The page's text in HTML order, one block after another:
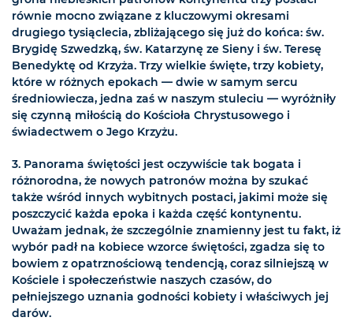
równie mocno związane z kluczowymi okresami
drugiego tysiąclecia, zbliżającego się już do końca: św.
Brygidę Szwedzką, św. Katarzynę ze Sieny i św. Teresę
Benedyktę od Krzyża. Trzy wielkie święte, trzy kobiety,
które w różnych epokach — dwie w samym sercu
średniowiecza, jedna zaś w naszym stuleciu — wyróżniły
się czynną miłością do Kościoła Chrystusowego i
świadectwem o Jego Krzyżu.
3. Panorama świętości jest oczywiście tak bogata i
różnorodna, że nowych patronów można by szukać
także wśród innych wybitnych postaci, jakimi może się
poszczycić każda epoka i każda część kontynentu.
Uważam jednak, że szczególnie znamienny jest tu fakt, iż
wybór padł na kobiece wzorce świętości, zgadza się to
bowiem z opatrznościową tendencją, coraz silniejszą w
Kościele i społeczeństwie naszych czasów, do
pełniejszego uznania godności kobiety i właściwych jej
darów.